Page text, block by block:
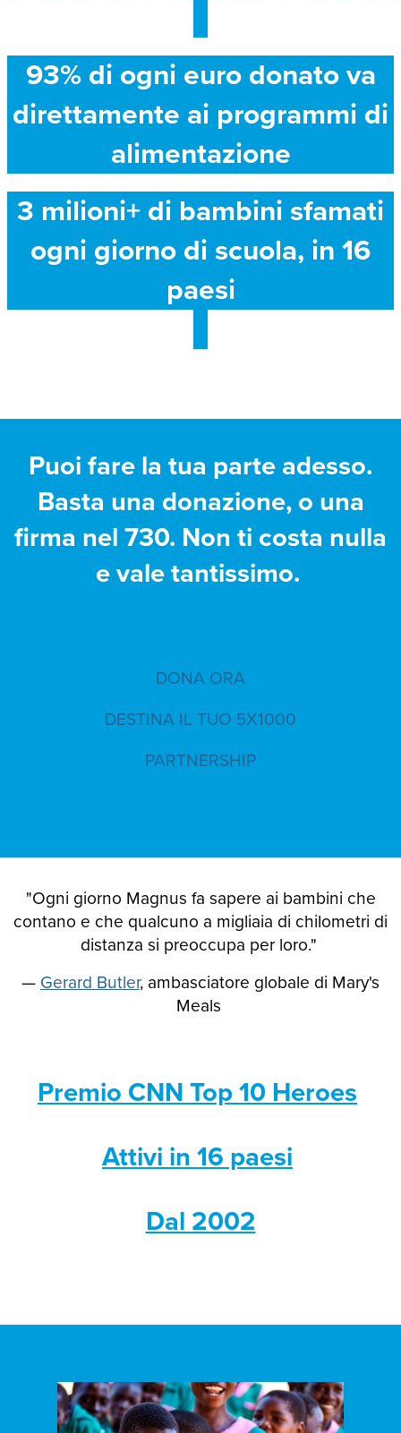
93% di ogni euro donato va
direttamente ai programmi di
alimentazione
3 milioni+ di bambini sfamati
ogni giorno di scuola, in 16
paesi
Puoi fare la tua parte adesso.
Basta una donazione, o una
firma nel 730. Non ti costa nulla
e vale tantissimo.
DONA ORA
DESTINA IL TUO 5X1000
PARTNERSHIP
"Ogni giorno Magnus fa sapere ai bambini che
contano e che qualcuno a migliaia di chilometri di
distanza si preoccupa per loro."
— Gerard Butler, ambasciatore globale di Mary's
Meals
Premio CNN Top 10 Heroes
Attivi in 16 paesi
Dal 2002